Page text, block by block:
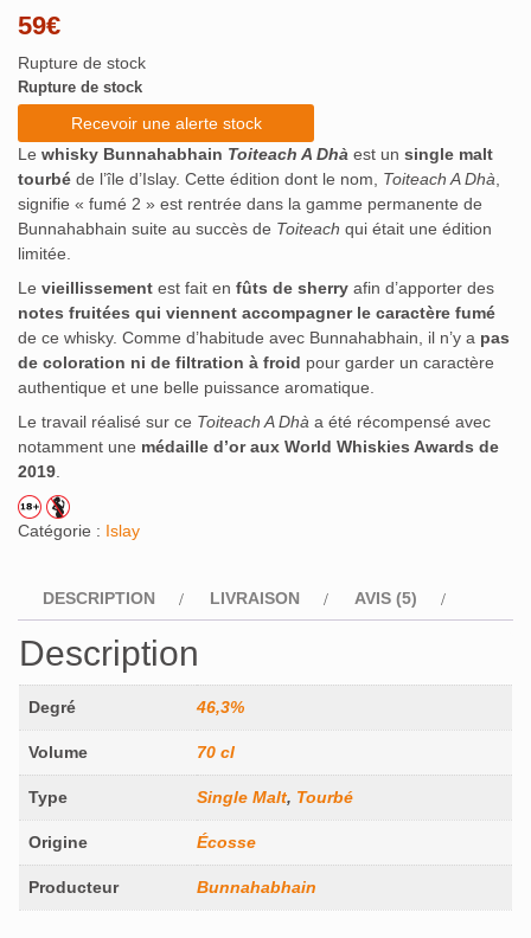
Noté
sur 5
5
notations
client
59€
Rupture de stock
Rupture de stock
Recevoir une alerte stock
Le whisky Bunnahabhain Toiteach A Dhà est un single malt
tourbé de l’île d’Islay. Cette édition dont le nom, Toiteach A Dhà
signifie « fumé 2 » est rentrée dans la gamme permanente de
Bunnahabhain suite au succès de Toiteach qui était une édition
limitée.
Le vieillissement est fait en fûts de sherry afin d’apporter des
notes fruitées qui viennent accompagner le caractère fumé
de ce whisky. Comme d’habitude avec Bunnahabhain, il n’y a pas
de coloration ni de filtration à froid pour garder un caractère
authentique et une belle puissance aromatique.
Le travail réalisé sur ce Toiteach A Dhà a été récompensé avec
notamment une médaille d’or aux World Whiskies Awards de
2019
Catégorie : Islay
DESCRIPTION LIVRAISON AVIS (5)
Description
Degré 46,3%
Volume 70 cl
Type Single Malt, Tourbé
Origine Écosse
Producteur Bunnahabhain